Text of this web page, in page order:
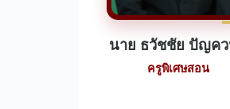
นาย ธวัชชัย ปัญค
ครูพิเศษสอน